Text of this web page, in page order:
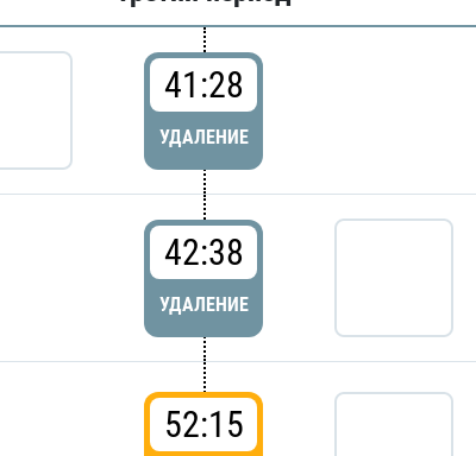
41:28
УДАЛЕНИЕ
42:38
УДАЛЕНИЕ
52:15